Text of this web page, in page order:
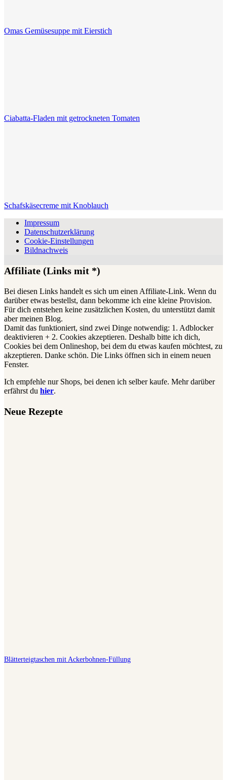
Omas Gemüsesuppe mit Eierstich
Ciabatta-Fladen mit getrockneten Tomaten
Schafskäsecreme mit Knoblauch
Impressum
Datenschutzerklärung
Cookie-Einstellungen
Bildnachweis
Affiliate (Links mit *)
Bei diesen Links handelt es sich um einen Affiliate-Link. Wenn du
darüber etwas bestellst, dann bekomme ich eine kleine Provision.
Für dich entstehen keine zusätzlichen Kosten, du unterstützt damit
aber meinen Blog.
Damit das funktioniert, sind zwei Dinge notwendig: 1. Adblocker
deaktivieren + 2. Cookies akzeptieren. Deshalb bitte ich dich,
Cookies bei dem Onlineshop, bei dem du etwas kaufen möchtest, zu
akzeptieren. Danke schön. Die Links öffnen sich in einem neuen
Fenster.
Ich empfehle nur Shops, bei denen ich selber kaufe. Mehr darüber
erfährst du hier.
Neue Rezepte
Blätterteigtaschen mit Ackerbohnen-Füllung